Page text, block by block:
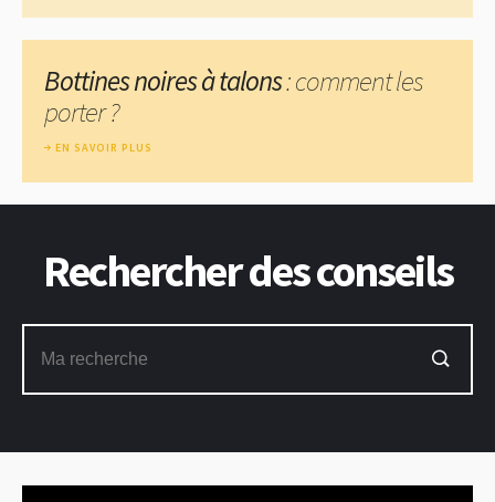
Bottines noires à talons: comment les
porter ?
EN SAVOIR PLUS
Rechercher des conseils